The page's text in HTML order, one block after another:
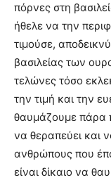
πόρνες στη
ήθελε να την
τιμούσε,
βασιλείας των
τελώνες τόσο
την τιμή και την
θαυμάζουμε πάρα
να θεραπεύει και
ανθρώπους που
είναι δίκαιο να